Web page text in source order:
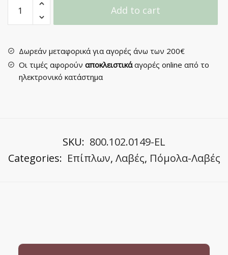
Επίπλου
No
quantity
Add to cart
Δωρεάν μεταφορικά για αγορές άνω των 200€
Οι τιμές αφορούν αποκλειστικάαγορές online από το
ηλεκτρονικό κατάστημα
SKU: 800.102.0149-EL
Categories: Επίπλων, Λαβές, Πόμολα-Λαβές